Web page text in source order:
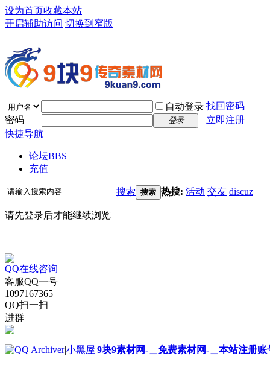
设为首页收藏本站
开启辅助访问 切换到窄版
自动登录 找回密码
密码
登录
立即注册
快捷导航
论坛BBS
充值
搜索 搜索 热搜: 活动 交友 discuz
请先登录后才能继续浏览
QQ在线咨询
客服QQ一号
1097167365
QQ扫一扫
进群
|Archiver|小黑屋|9块9素材网-＿免费素材网-＿本站注册账